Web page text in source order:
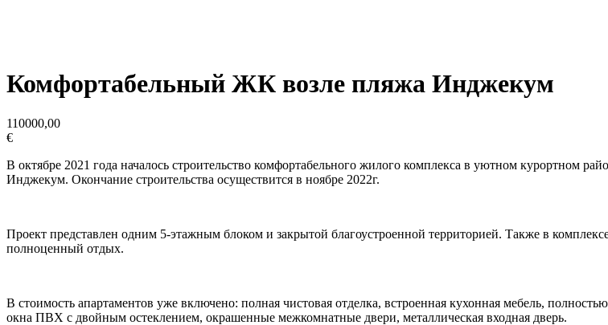
Комфортабельный ЖК возле пляжа Инджекум
110000,00
€
В октябре 2021 года началось строительство комфортабельного жилого комплекса в уютном курортном
Инджекум. Окончание строительства осуществится в ноябре 2022г.
Проект представлен одним 5-этажным блоком и закрытой благоустроенной территорией. Также в
полноценный отдых.
В стоимость апартаментов уже включено: полная чистовая отделка, встроенная кухонная мебель,
окна ПВХ с двойным остеклением, окрашенные межкомнатные двери, металлическая входная дверь.